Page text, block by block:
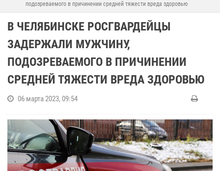
подозреваемого в причинении средней тяжести вреда здоровью
В ЧЕЛЯБИНСКЕ РОСГВАРДЕЙЦЫ
ЗАДЕРЖАЛИ МУЖЧИНУ,
ПОДОЗРЕВАЕМОГО В ПРИЧИНЕНИИ
СРЕДНЕЙ ТЯЖЕСТИ ВРЕДА ЗДОРОВЬЮ
06 марта 2023, 09:54